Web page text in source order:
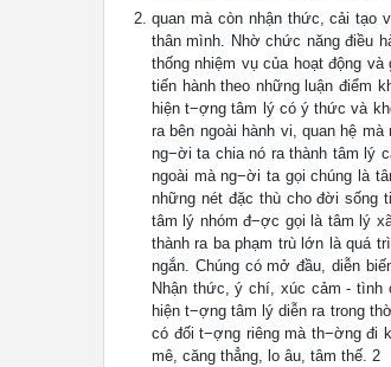
quan mà còn nhận thức, cải tạo
thân mình. Nhờ chức năng điều
thống nhiệm vụ của hoạt động
tiến hành theo những luận điểm
hiện t−ợng tâm lý có ý thức và
ra bên ngoài hành vi, quan hệ
ng−ời ta chia nó ra thành tâm lý
ngoài mà ng−ời ta gọi chúng là
những nét đặc thù cho đời sống
tâm lý nhóm đ−ợc gọi là tâm lý
thành ra ba phạm trù lớn là quá
ngắn. Chúng có mở đầu, diễn
Nhận thức, ý chí, xúc cảm - tình
hiện t−ợng tâm lý diễn ra trong
có đối t−ợng riêng mà th−ờng đi
mê, căng thẳng, lo âu, tâm thế. 2